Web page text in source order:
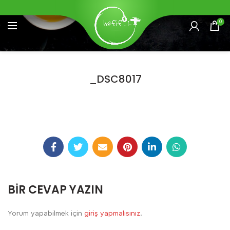
0
_DSC8017
BIR CEVAP YAZIN
Yorum yapabilmek için giriş yapmalısınız.